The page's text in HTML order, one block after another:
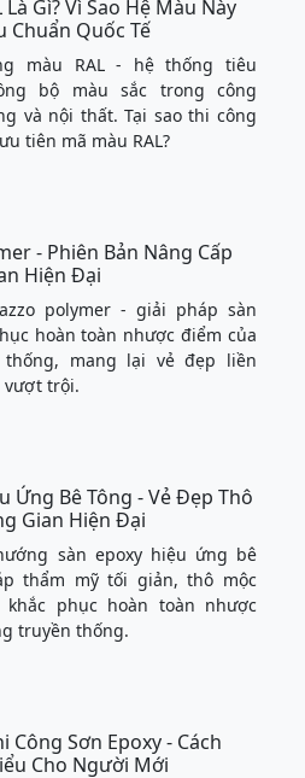
Gì? Vì Sao Hệ Màu Này
Quốc Tế
màu RAL - hệ thống tiêu
bộ màu sắc trong công
và nội thất. Tại sao thi công
tiên mã màu RAL?
- Phiên Bản Nâng Cấp
Hiện Đại